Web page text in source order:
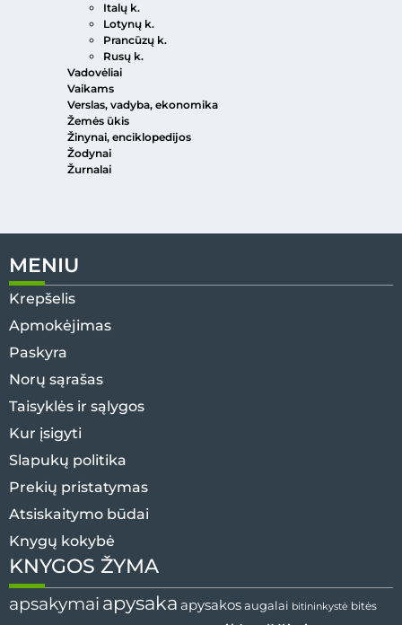
Italų k.
Lotynų k.
Prancūzų k.
Rusų k.
Vadovėliai
Vaikams
Verslas, vadyba, ekonomika
Žemės ūkis
Žinynai, enciklopedijos
Žodynai
Žurnalai
MENIU
Krepšelis
Apmokėjimas
Paskyra
Norų sąrašas
Taisyklės ir sąlygos
Kur įsigyti
Slapukų politika
Prekių pristatymas
Atsiskaitymo būdai
Knygų kokybė
KNYGOS ŽYMA
apsakymai apysaka apysakos augalai bitininkystė bitės